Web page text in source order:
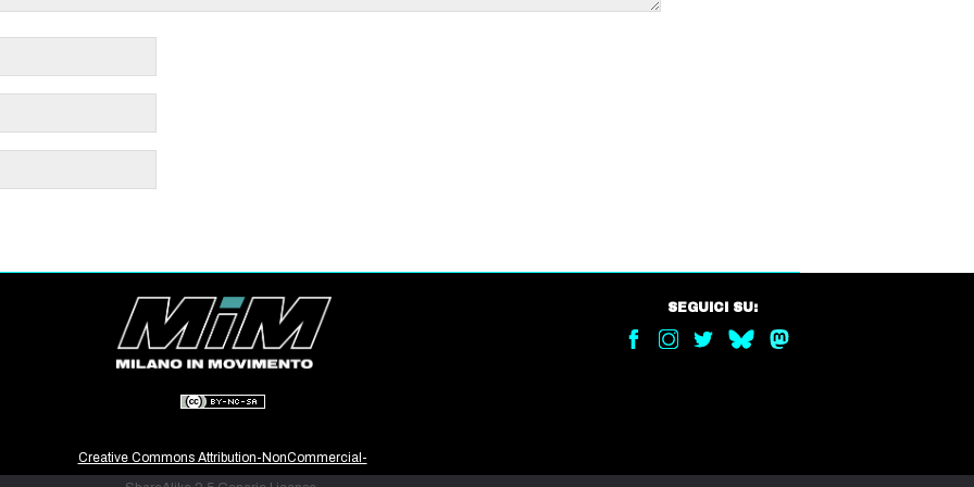
Creative Commons Attribution-NonCommercial-
SEGUICI SU: